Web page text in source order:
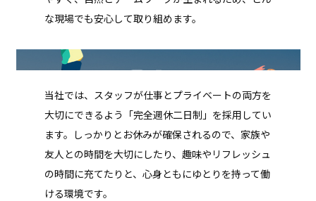
な現場でも安心して取り組めます。
当社では、スタッフが仕事とプライベートの両方を
大切にできるよう「完全週休二日制」を採用してい
ます。しっかりとお休みが確保されるので、家族や
友人との時間を大切にしたり、趣味やリフレッシュ
の時間に充てたりと、心身ともにゆとりを持って働
ける環境です。